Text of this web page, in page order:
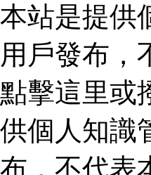
本站是提供
用戶發布，
點擊這里或
供個人知識
布，不代表